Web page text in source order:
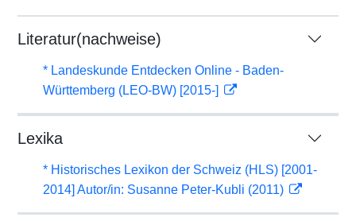
Literatur(nachweise)
* Landeskunde Entdecken Online - Baden-
Württemberg (LEO-BW) [2015-]
Lexika
* Historisches Lexikon der Schweiz (HLS) [2001-
2014] Autor/in: Susanne Peter-Kubli (2011)